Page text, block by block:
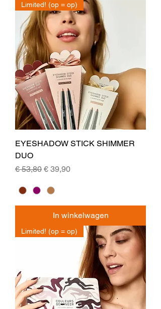
Limited! (op = op)
EYESHADOW STICK SHIMMER
DUO
Normale prijs
€ 53,80 Verkoopprijs
€ 39,90
In winkelwagen
Limited! (op = op)